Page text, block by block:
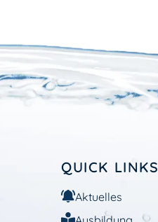
QUICK LINKS
Aktuelles